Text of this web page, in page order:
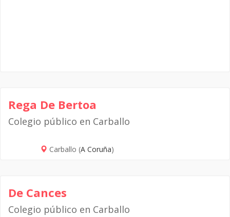
Rega De Bertoa
Colegio público en Carballo
Carballo (A Coruña)
De Cances
Colegio público en Carballo